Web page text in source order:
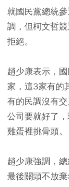
就國民黨總統
調，但柯文哲
拒絕。
趙少康表示，
家，這3家有的
有的民調沒有
公司要就好了
雞蛋裡挑骨頭。
趙少康強調，
最後關頭不放